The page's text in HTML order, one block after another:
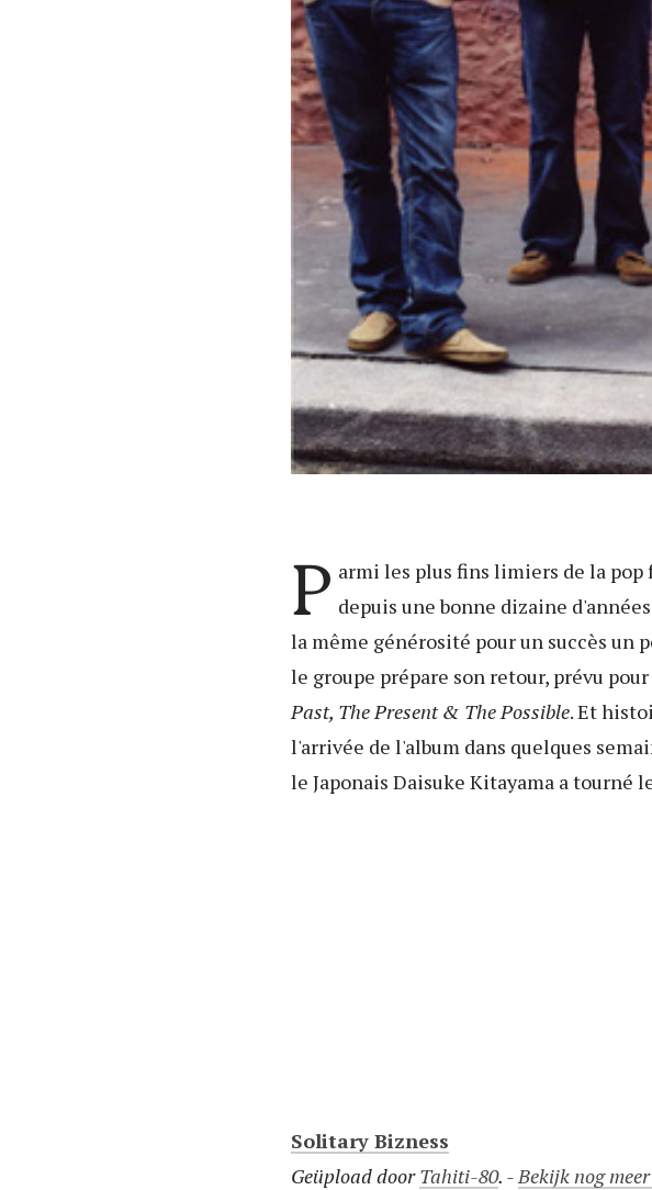
P armi les plus fins limiers de la pop
depuis une bonne dizaine
la même générosité pour un succès un
le groupe prépare son retour, prévu
Past, The Present & The Possible. Et
l'arrivée de l'album dans quelques
le Japonais Daisuke Kitayama a tourné
Solitary Bizness
Geüpload doorTahiti-80. -Bekijk nog